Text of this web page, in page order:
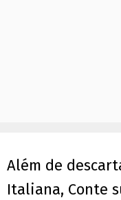
Além de
Italiana, Conte